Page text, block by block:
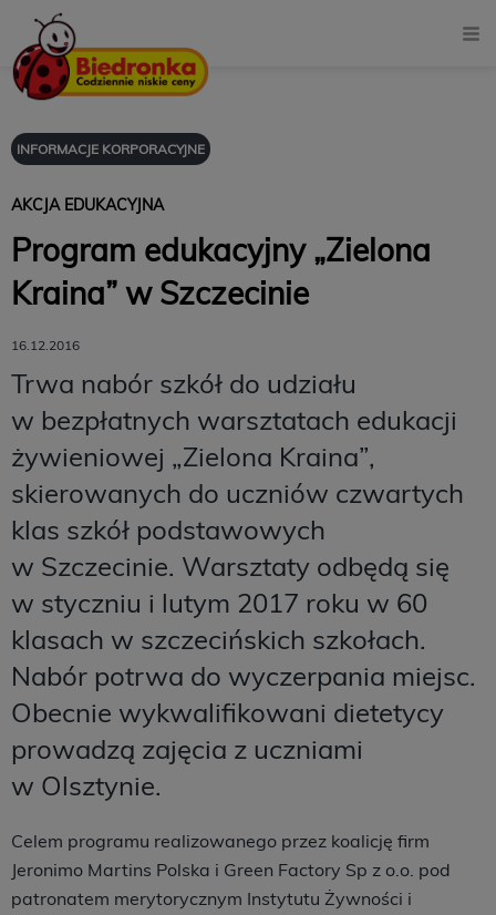
INFORMACJE KORPORACYJNE
AKCJA EDUKACYJNA
Program edukacyjny „Zielona
Kraina” w Szczecinie
16.12.2016
Trwa nabór szkół do udziału
w bezpłatnych warsztatach edukacji
żywieniowej „Zielona Kraina”,
skierowanych do uczniów czwartych
klas szkół podstawowych
w Szczecinie. Warsztaty odbędą się
w styczniu i lutym 2017 roku w 60
klasach w szczecińskich szkołach.
Nabór potrwa do wyczerpania miejsc.
Obecnie wykwalifikowani dietetycy
prowadzą zajęcia z uczniami
w Olsztynie.
Celem programu realizowanego przez koalicję firm
Jeronimo Martins Polska i Green Factory Sp z o.o. pod
patronatem merytorycznym Instytutu Żywności i